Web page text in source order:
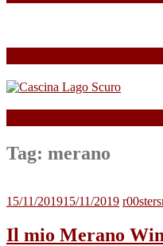
Tag: merano
15/11/201915/11/2019
Il mio Merano